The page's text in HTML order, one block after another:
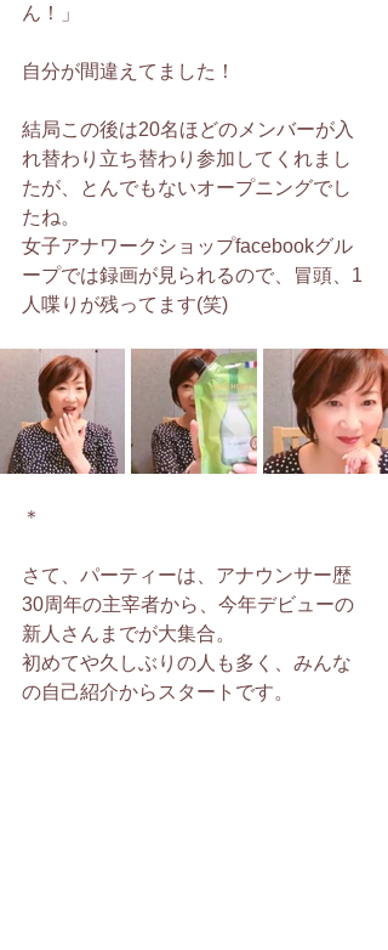
ん！」
自分が間違えてました！
結局この後は20名ほどのメンバーが入
れ替わり立ち替わり参加してくれまし
たが、とんでもないオープニングでし
たね。
女子アナワークショップfacebookグル
ープでは録画が見られるので、冒頭、1
人喋りが残ってます(笑)
＊
さて、パーティーは、アナウンサー歴
30周年の主宰者から、今年デビューの
新人さんまでが大集合。
初めてや久しぶりの人も多く、みんな
の自己紹介からスタートです。